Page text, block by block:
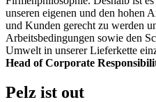
unseren eigenen und den hohen
und Kunden gerecht zu werden
Arbeitsbedingungen sowie den
Umwelt in unserer Lieferkette
Head of Corporate
Pelz ist out